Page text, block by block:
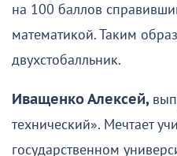
на 100 баллов
математикой. Таким
двухстобалльник.
Иващенко Алексей,
технический». Мечтает
государственном